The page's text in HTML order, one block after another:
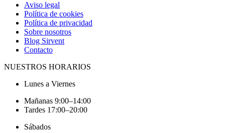
Aviso legal
Política de cookies
Política de privacidad
Sobre nosotros
Blog Sirvent
Contacto
NUESTROS HORARIOS
Lunes a Viernes
Mañanas 9:00–14:00
Tardes 17:00–20:00
Sábados